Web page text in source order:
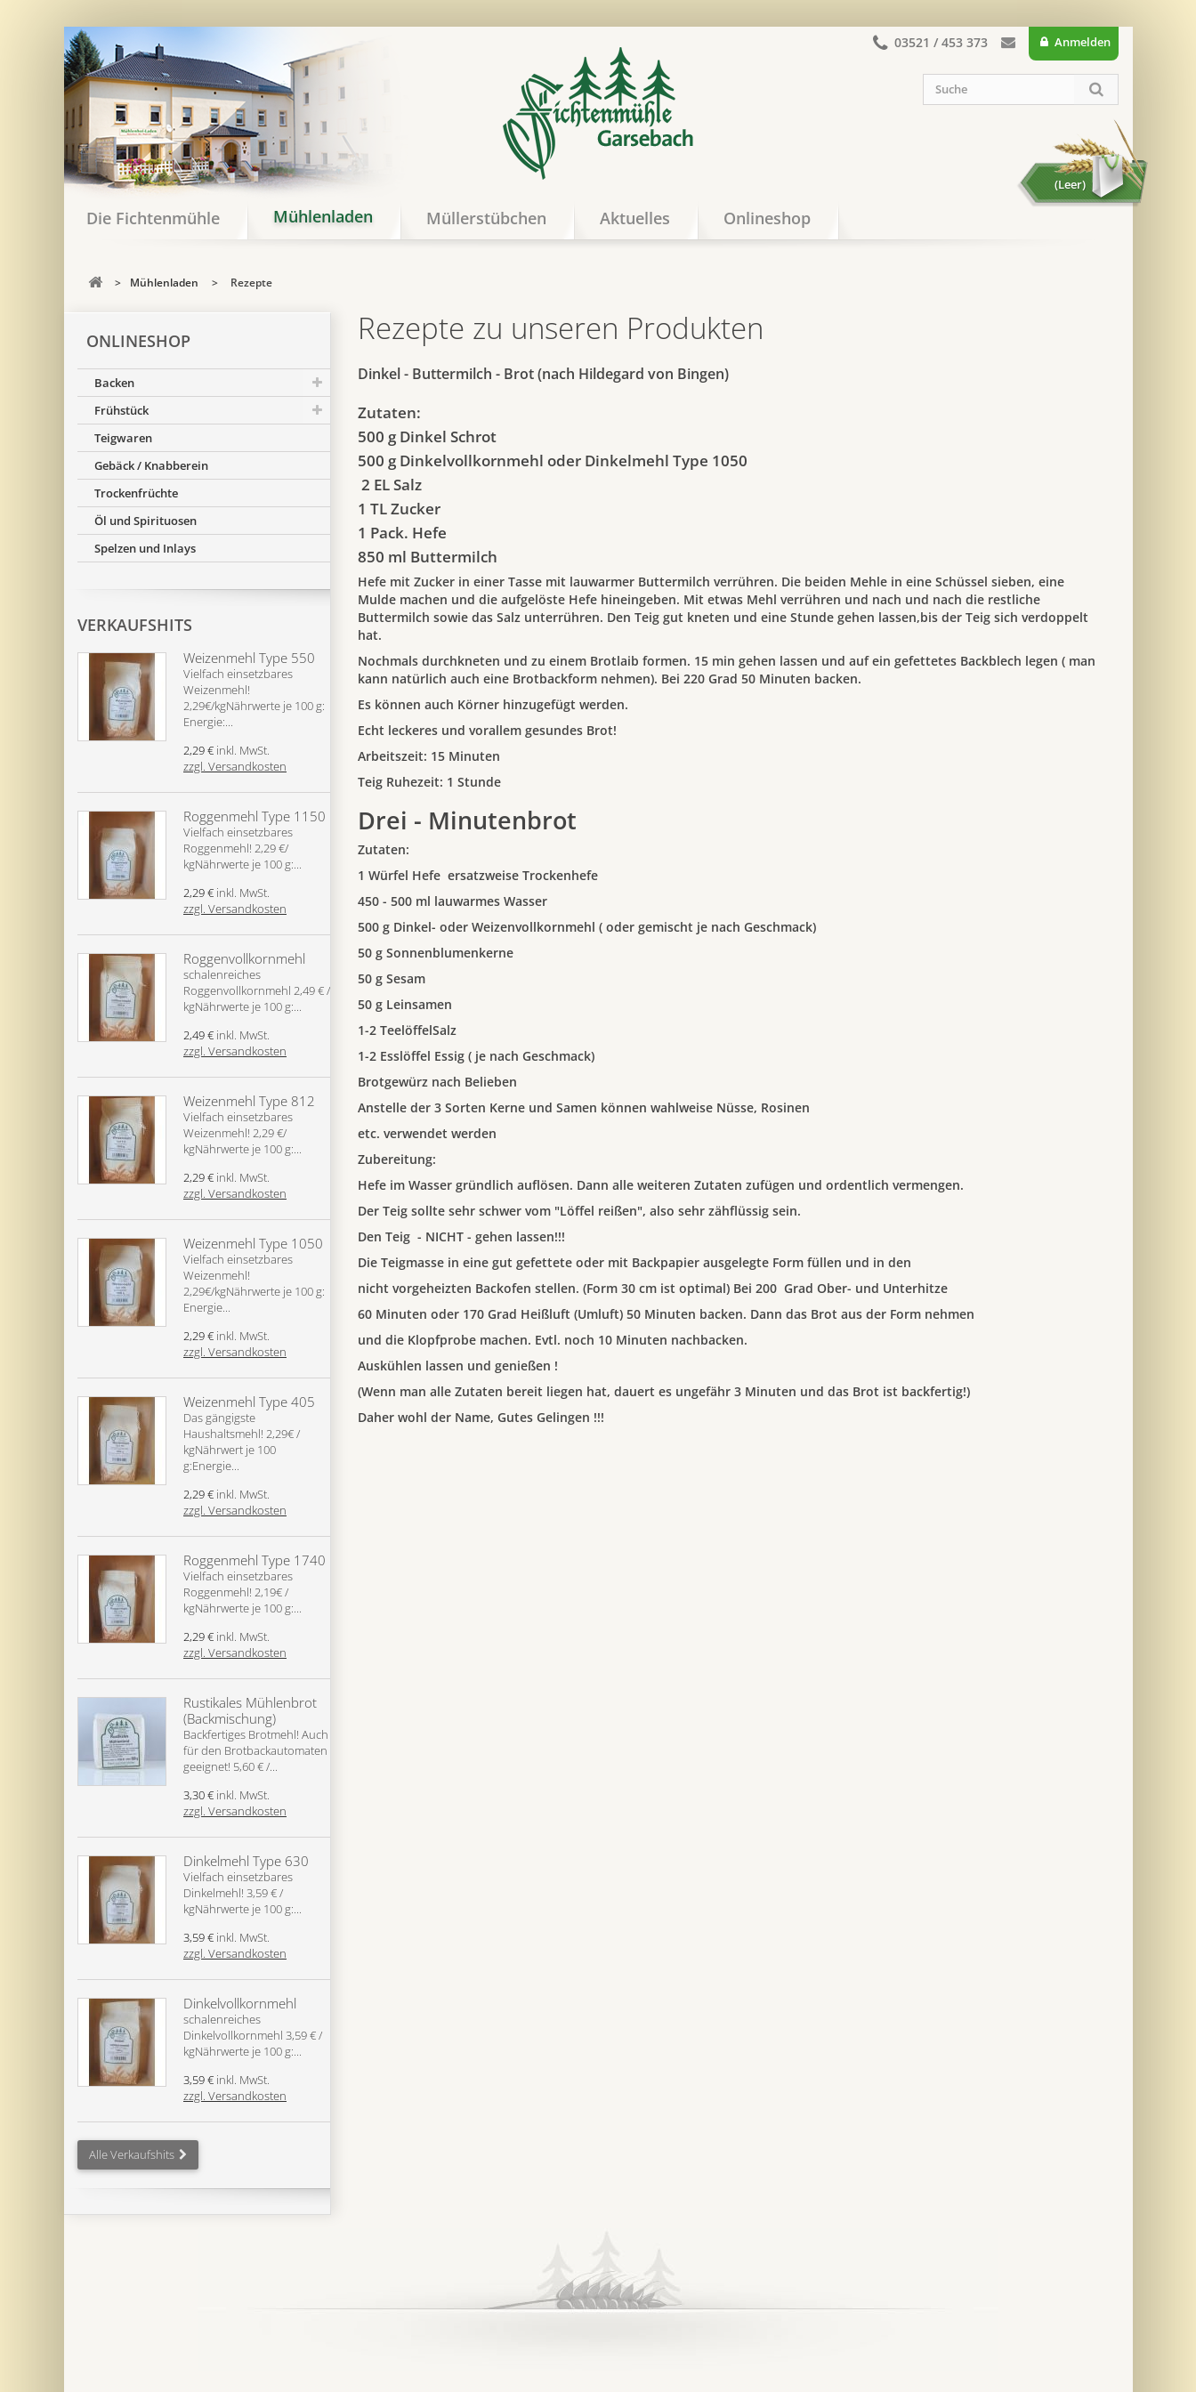
Anmelden
03521 / 453 373
(Leer)
Die Fichtenmühle Mühlenladen Müllerstübchen Aktuelles Onlineshop
> Mühlenladen > Rezepte
ONLINESHOP
Backen
Frühstück
Teigwaren
Gebäck / Knabberein
Trockenfrüchte
Öl und Spirituosen
Spelzen und Inlays
VERKAUFSHITS
Weizenmehl Type 550
Vielfach einsetzbares
Weizenmehl!
2,29€/kgNährwerte je 100 g:
Energie:...
2,29 € inkl. MwSt.
zzgl. Versandkosten
Roggenmehl Type 1150
Vielfach einsetzbares
Roggenmehl! 2,29 €/
kgNährwerte je 100 g:...
2,29 € inkl. MwSt.
zzgl. Versandkosten
Roggenvollkornmehl
schalenreiches
Roggenvollkornmehl 2,49 € /
kgNährwerte je 100 g:...
2,49 € inkl. MwSt.
zzgl. Versandkosten
Weizenmehl Type 812
Vielfach einsetzbares
Weizenmehl! 2,29 €/
kgNährwerte je 100 g:...
2,29 € inkl. MwSt.
zzgl. Versandkosten
Weizenmehl Type 1050
Vielfach einsetzbares
Weizenmehl!
2,29€/kgNährwerte je 100 g:
Energie...
2,29 € inkl. MwSt.
zzgl. Versandkosten
Weizenmehl Type 405
Das gängigste
Haushaltsmehl! 2,29€ /
kgNährwert je 100
g:Energie...
2,29 € inkl. MwSt.
zzgl. Versandkosten
Roggenmehl Type 1740
Vielfach einsetzbares
Roggenmehl! 2,19€ /
kgNährwerte je 100 g:...
2,29 € inkl. MwSt.
zzgl. Versandkosten
Rustikales Mühlenbrot
(Backmischung)
Backfertiges Brotmehl! Auch
für den Brotbackautomaten
geeignet! 5,60 € /...
3,30 € inkl. MwSt.
zzgl. Versandkosten
Dinkelmehl Type 630
Vielfach einsetzbares
Dinkelmehl! 3,59 € /
kgNährwerte je 100 g:...
3,59 € inkl. MwSt.
zzgl. Versandkosten
Dinkelvollkornmehl
schalenreiches
Dinkelvollkornmehl 3,59 € /
kgNährwerte je 100 g:...
3,59 € inkl. MwSt.
zzgl. Versandkosten
Alle Verkaufshits
Rezepte zu unseren Produkten
Dinkel - Buttermilch - Brot (nach Hildegard von Bingen)
Zutaten:
500 g Dinkel Schrot
500 g Dinkelvollkornmehl oder Dinkelmehl Type 1050
2 EL Salz
1 TL Zucker
1 Pack. Hefe
850 ml Buttermilch
Hefe mit Zucker in einer Tasse mit lauwarmer Buttermilch verrühren. Die beiden Mehle in eine Schüssel sieben, eine
Mulde machen und die aufgelöste Hefe hineingeben. Mit etwas Mehl verrühren und nach und nach die restliche
Buttermilch sowie das Salz unterrühren. Den Teig gut kneten und eine Stunde gehen lassen,bis der Teig sich verdoppelt
hat.
Nochmals durchkneten und zu einem Brotlaib formen. 15 min gehen lassen und auf ein gefettetes Backblech legen ( man
kann natürlich auch eine Brotbackform nehmen). Bei 220 Grad 50 Minuten backen.
Es können auch Körner hinzugefügt werden.
Echt leckeres und vorallem gesundes Brot!
Arbeitszeit: 15 Minuten
Teig Ruhezeit: 1 Stunde
Drei - Minutenbrot
Zutaten:
1 Würfel Hefe ersatzweise Trockenhefe
450 - 500 ml lauwarmes Wasser
500 g Dinkel- oder Weizenvollkornmehl ( oder gemischt je nach Geschmack)
50 g Sonnenblumenkerne
50 g Sesam
50 g Leinsamen
1-2 TeelöffelSalz
1-2 Esslöffel Essig ( je nach Geschmack)
Brotgewürz nach Belieben
Anstelle der 3 Sorten Kerne und Samen können wahlweise Nüsse, Rosinen
etc. verwendet werden
Zubereitung:
Hefe im Wasser gründlich auflösen. Dann alle weiteren Zutaten zufügen und ordentlich vermengen.
Der Teig sollte sehr schwer vom "Löffel reißen", also sehr zähflüssig sein.
Den Teig - NICHT - gehen lassen!!!
Die Teigmasse in eine gut gefettete oder mit Backpapier ausgelegte Form füllen und in den
nicht vorgeheizten Backofen stellen. (Form 30 cm ist optimal) Bei 200 Grad Ober- und Unterhitze
60 Minuten oder 170 Grad Heißluft (Umluft) 50 Minuten backen. Dann das Brot aus der Form nehmen
und die Klopfprobe machen. Evtl. noch 10 Minuten nachbacken.
Auskühlen lassen und genießen !
(Wenn man alle Zutaten bereit liegen hat, dauert es ungefähr 3 Minuten und das Brot ist backfertig!)
Daher wohl der Name, Gutes Gelingen !!!